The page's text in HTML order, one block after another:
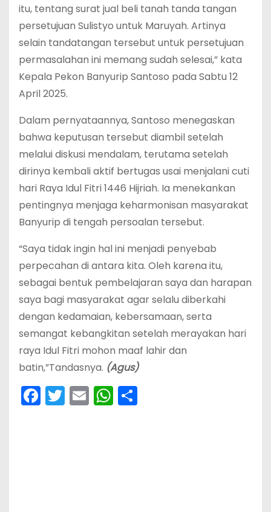
itu, tentang surat jual beli tanah tanda tangan
persetujuan Sulistyo untuk Maruyah. Artinya
selain tandatangan tersebut untuk persetujuan
permasalahan ini memang sudah selesai,” kata
Kepala Pekon Banyurip Santoso pada Sabtu 12
April 2025.
Dalam pernyataannya, Santoso menegaskan
bahwa keputusan tersebut diambil setelah
melalui diskusi mendalam, terutama setelah
dirinya kembali aktif bertugas usai menjalani cuti
hari Raya Idul Fitri 1446 Hijriah. Ia menekankan
pentingnya menjaga keharmonisan masyarakat
Banyurip di tengah persoalan tersebut.
“Saya tidak ingin hal ini menjadi penyebab
perpecahan di antara kita. Oleh karena itu,
sebagai bentuk pembelajaran saya dan harapan
saya bagi masyarakat agar selalu diberkahi
dengan kedamaian, kebersamaan, serta
semangat kebangkitan setelah merayakan hari
raya Idul Fitri mohon maaf lahir dan
batin,”Tandasnya. (Agus)
F
a
T
w
E
m
W
h